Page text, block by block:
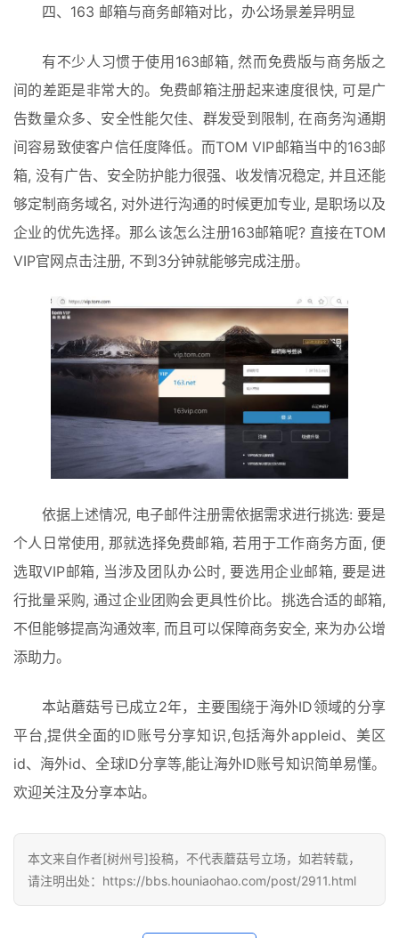
四、163 邮箱与商务邮箱对比，办公场景差异明显
有不少人习惯于使用163邮箱, 然而免费版与商务版之
间的差距是非常大的。免费邮箱注册起来速度很快, 可是广
告数量众多、安全性能欠佳、群发受到限制, 在商务沟通期
间容易致使客户信任度降低。而TOM VIP邮箱当中的163邮
箱, 没有广告、安全防护能力很强、收发情况稳定, 并且还能
够定制商务域名, 对外进行沟通的时候更加专业, 是职场以及
企业的优先选择。那么该怎么注册163邮箱呢? 直接在TOM
VIP官网点击注册, 不到3分钟就能够完成注册。
依据上述情况, 电子邮件注册需依据需求进行挑选: 要是
个人日常使用, 那就选择免费邮箱, 若用于工作商务方面, 便
选取VIP邮箱, 当涉及团队办公时, 要选用企业邮箱, 要是进
行批量采购, 通过企业团购会更具性价比。挑选合适的邮箱,
不但能够提高沟通效率, 而且可以保障商务安全, 来为办公增
添助力。
本站蘑菇号已成立2年，主要围绕于海外ID领域的分享
平台,提供全面的ID账号分享知识,包括海外appleid、美区
id、海外id、全球ID分享等,能让海外ID账号知识简单易懂。
欢迎关注及分享本站。
本文来自作者[树州号]投稿，不代表蘑菇号立场，如若转载，
请注明出处：https://bbs.houniaohao.com/post/2911.html